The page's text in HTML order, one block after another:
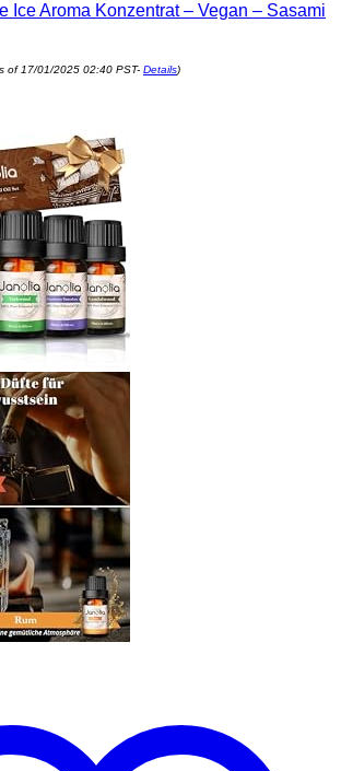
Ice Aroma Konzentrat – Vegan – Sasami
of 17/01/2025 02:40 PST- Details)